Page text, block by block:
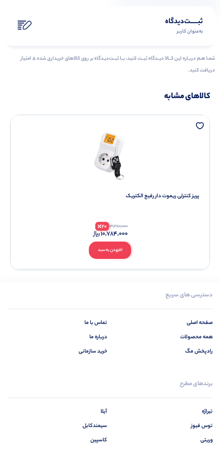
ثبـــــت‌دیدگاه
به‌عنوان کاربر
شمـا هـم دربـاره ایـن کــالا دیــدگاه ثبــت کنید، بــا ثبــت‌دیـدگاه بر روی کالاهای خریداری شده ۵ امتیاز
دریافت کنید.
کالاهای مشابه
پریز کنترلی ریموت دار رفیع الکتریک
افزودن به سبد
13,480,000
20
10,784,000
دسترسی های سریع
صفحه اصلی
همه محصولات
رادپخش مگ
تماس با ما
درباره ما
خرید سازمانی
برندهای مطرح
تیراژه
توس فیوز
وریتی
آیلا
سیمندکابل
کاسپین